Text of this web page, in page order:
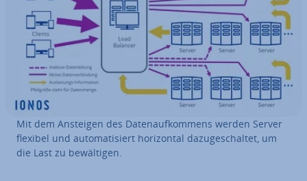
Mit dem Ansteigen des Da­ten­auf­kom­mens werden Server
flexibel und au­to­ma­ti­siert ho­ri­zon­tal da­zu­ge­schal­tet, um
die Last zu be­wäl­ti­gen.